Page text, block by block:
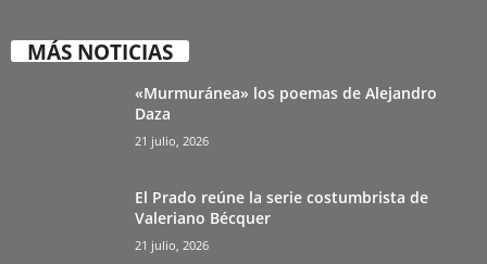
MÁS NOTICIAS
«Murmuránea» los poemas de Alejandro
Daza
21 julio, 2026
El Prado reúne la serie costumbrista de
Valeriano Bécquer
21 julio, 2026